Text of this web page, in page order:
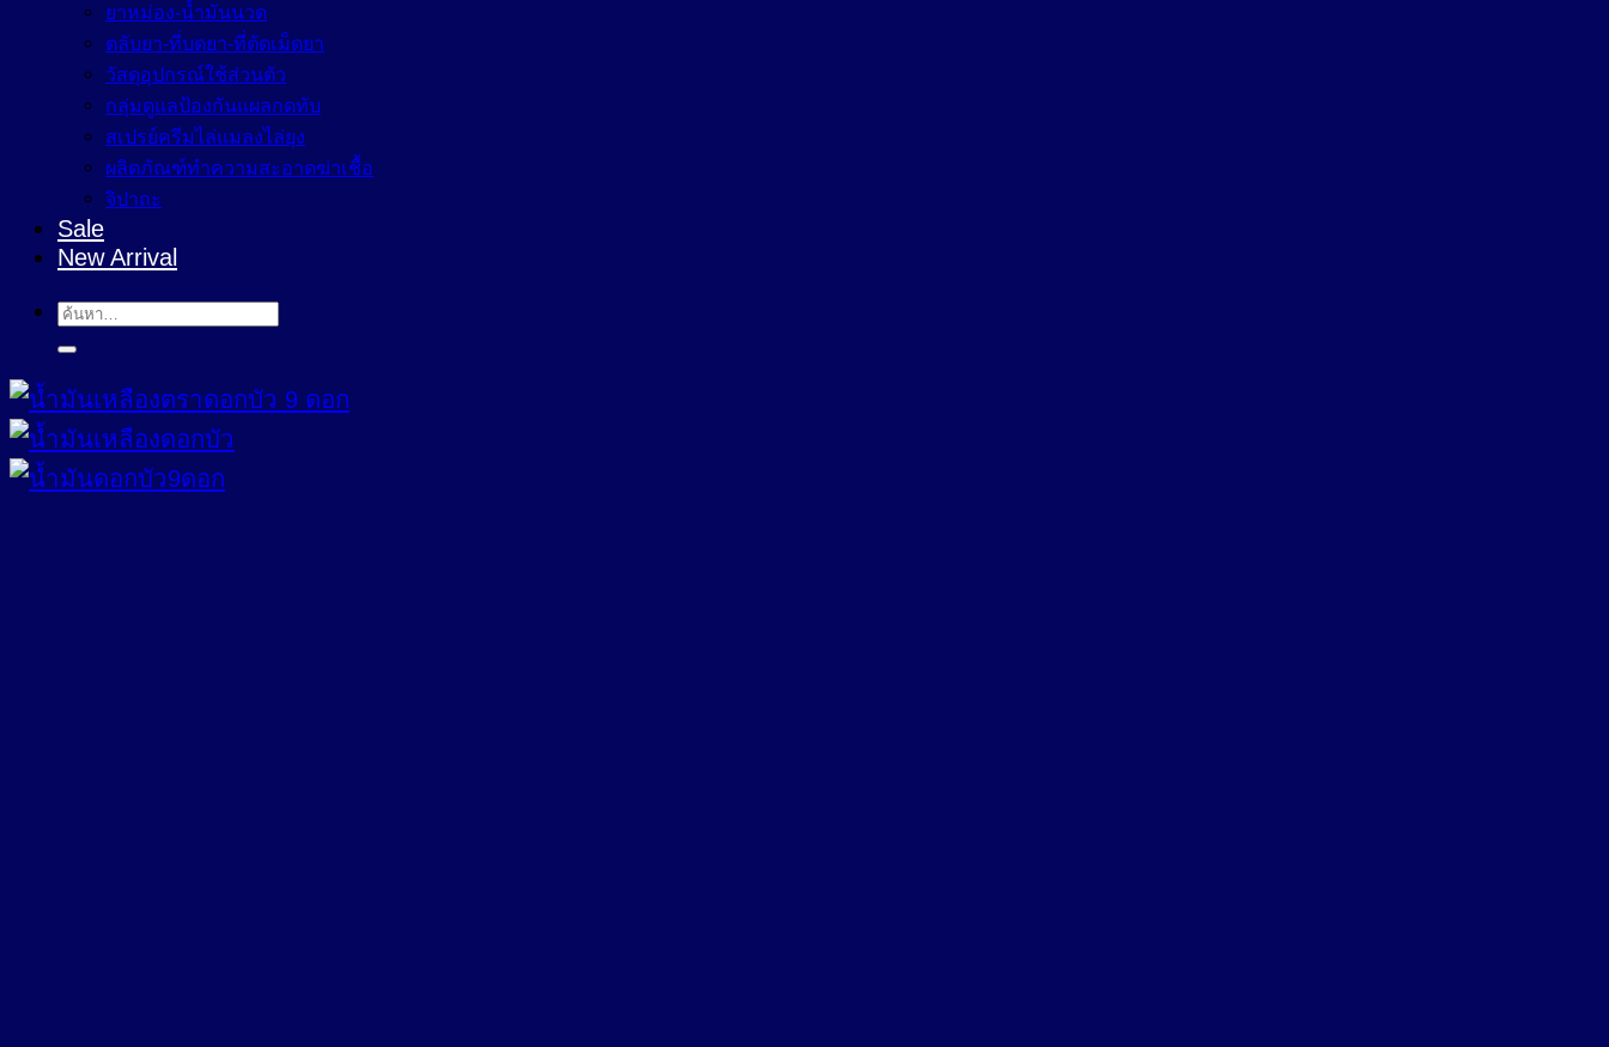
ยาหม่อง-น้ำมันนวด
ตลับยา-ที่บดยา-ที่ตัดเม็ดยา
วัสดุอุปกรณ์ใช้ส่วนตัว
กลุ่มดูแลป้องกันแผลกดทับ
สเปรย์ครีมไล่แมลงไล่ยุง
ผลิตภัณฑ์ทำความสะอาดฆ่าเชื้อ
จิปาถะ
Sale
New Arrival
ค้นหา: